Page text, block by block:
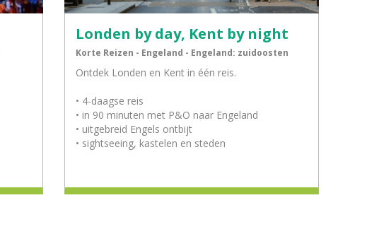
Londen by day, Kent by night
Korte Reizen - Engeland - Engeland: zuidoosten
Ontdek Londen en Kent in één reis.
• 4-daagse reis
• in 90 minuten met P&O naar Engeland
• uitgebreid Engels ontbijt
• sightseeing, kastelen en steden